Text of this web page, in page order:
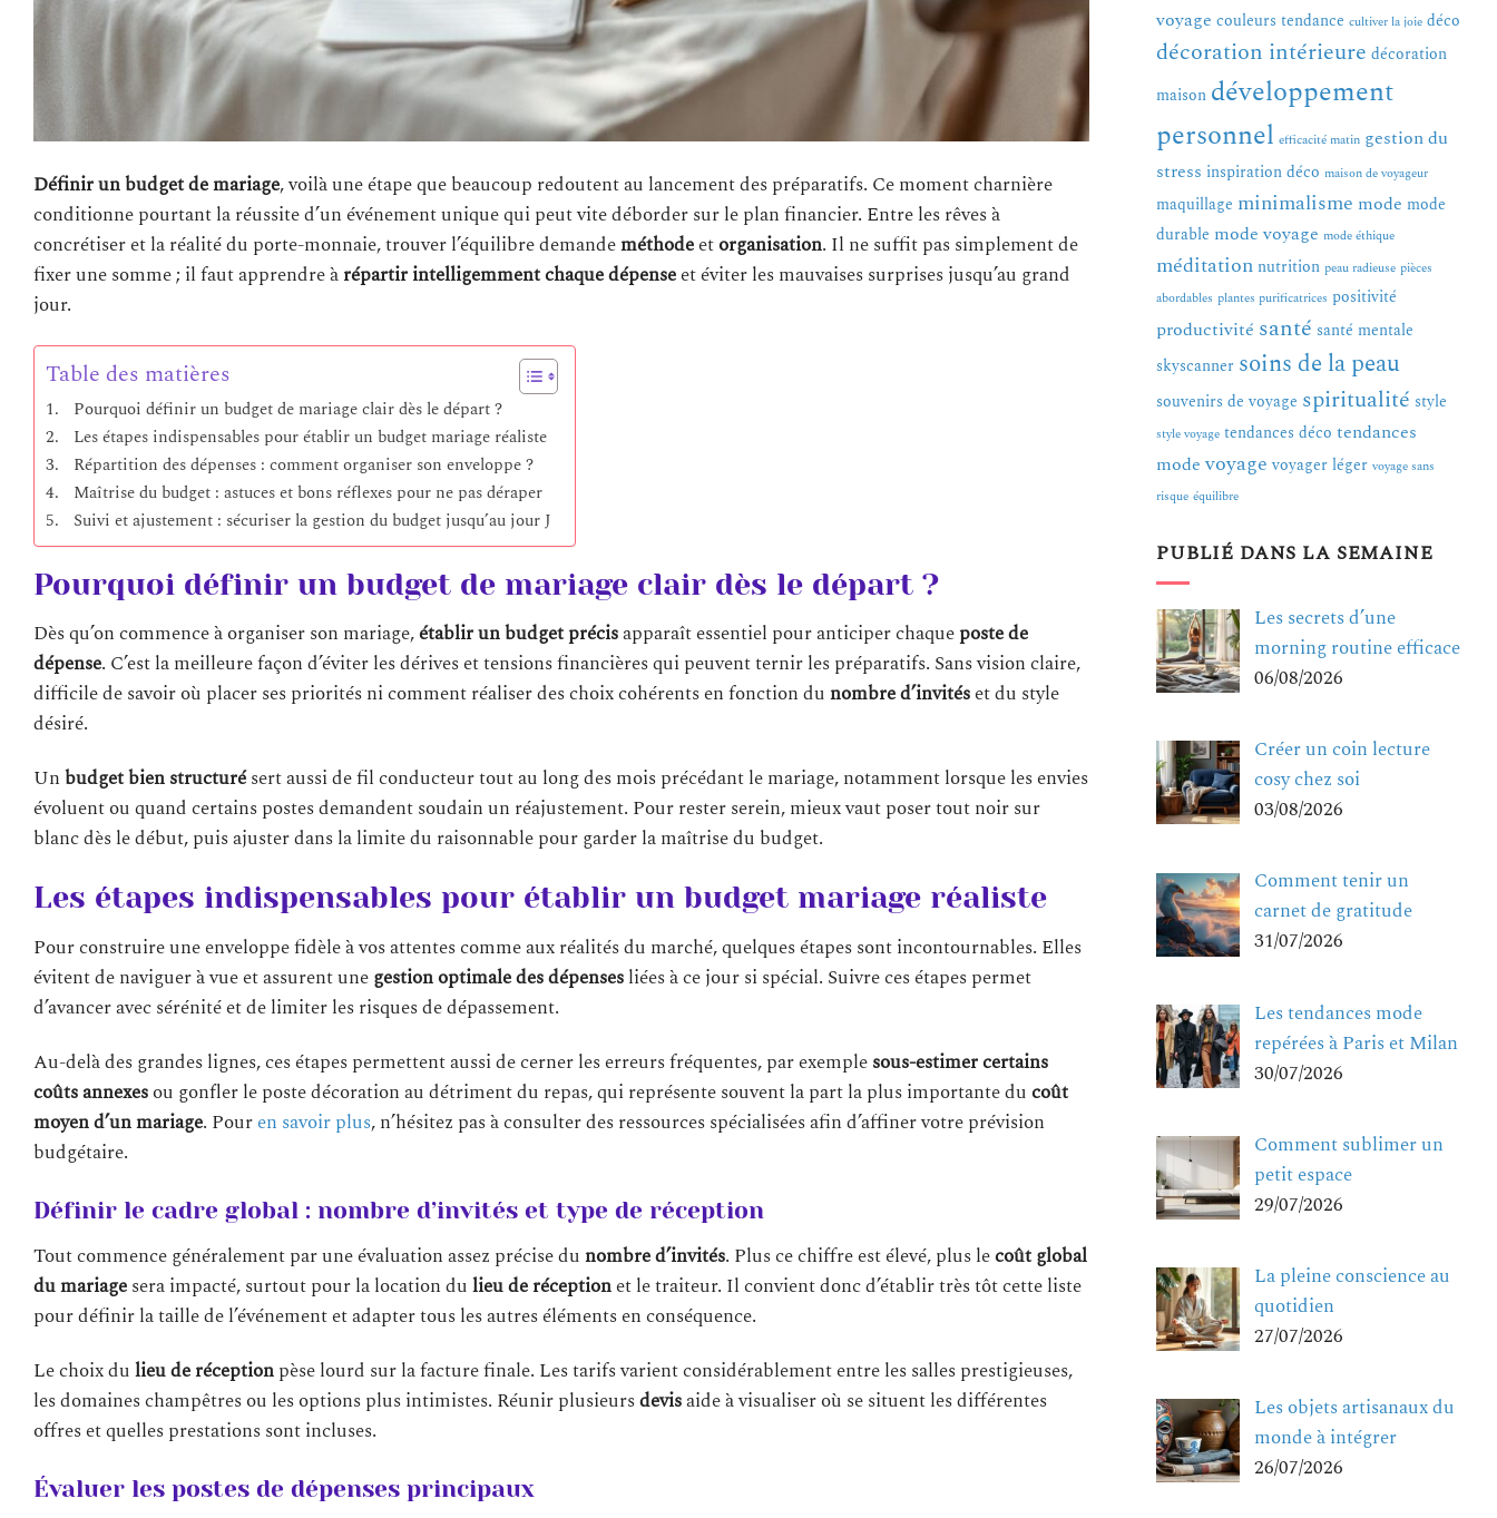
Définir un budget de mariage, voilà une étape que beaucoup redoutent au lancement des préparatifs. Ce moment charnière
conditionne pourtant la réussite d’un événement unique qui peut vite déborder sur le plan financier. Entre les rêves à
concrétiser et la réalité du porte-monnaie, trouver l’équilibre demandeméthodeetorganisation. Il ne suffit pas simplement de
fixer une somme ; il faut apprendre àrépartir intelligemment chaque dépenseet éviter les mauvaises surprises jusqu’au grand
jour.
Table des matières
Pourquoi définir un budget de mariage clair dès le départ ?
Les étapes indispensables pour établir un budget mariage réaliste
Répartition des dépenses : comment organiser son enveloppe ?
Maîtrise du budget : astuces et bons réflexes pour ne pas déraper
Suivi et ajustement : sécuriser la gestion du budget jusqu’au jour J
Pourquoi définir un budget de mariage clair dès le départ ?
Dès qu’on commence à organiser son mariage,établir un budget précisapparaît essentiel pour anticiper chaqueposte de
dépense. C’est la meilleure façon d’éviter les dérives et tensions financières qui peuvent ternir les préparatifs. Sans vision claire,
difficile de savoir où placer ses priorités ni comment réaliser des choix cohérents en fonction dunombre d’invitéset du style
désiré.
Unbudget bien structurésert aussi de fil conducteur tout au long des mois précédant le mariage, notamment lorsque les envies
évoluent ou quand certains postes demandent soudain un réajustement. Pour rester serein, mieux vaut poser tout noir sur
blanc dès le début, puis ajuster dans la limite du raisonnable pour garder la maîtrise du budget.
Les étapes indispensables pour établir un budget mariage réaliste
Pour construire une enveloppe fidèle à vos attentes comme aux réalités du marché, quelques étapes sont incontournables. Elles
évitent de naviguer à vue et assurent unegestion optimale des dépensesliées à ce jour si spécial. Suivre ces étapes permet
d’avancer avec sérénité et de limiter les risques de dépassement.
Au-delà des grandes lignes, ces étapes permettent aussi de cerner les erreurs fréquentes, par exemplesous-estimer certains
coûts annexesou gonfler le poste décoration au détriment du repas, qui représente souvent la part la plus importante ducoût
moyen d’un mariage. Pouren savoir plus, n’hésitez pas à consulter des ressources spécialisées afin d’affiner votre prévision
budgétaire.
Définir le cadre global : nombre d’invités et type de réception
Tout commence généralement par une évaluation assez précise dunombre d’invités. Plus ce chiffre est élevé, plus lecoût global
du mariagesera impacté, surtout pour la location dulieu de réceptionet le traiteur. Il convient donc d’établir très tôt cette liste
pour définir la taille de l’événement et adapter tous les autres éléments en conséquence.
Le choix dulieu de réceptionpèse lourd sur la facture finale. Les tarifs varient considérablement entre les salles prestigieuses,
les domaines champêtres ou les options plus intimistes. Réunir plusieursdevisaide à visualiser où se situent les différentes
offres et quelles prestations sont incluses.
Évaluer les postes de dépenses principaux
voyage couleurs tendance cultiver la joie déco
décoration intérieure décoration
maison développement
personnel efficacité matin gestion du
stress inspiration déco maison de voyageur
maquillage minimalisme mode mode
durable mode voyage mode éthique
méditationnutrition peau radieuse pièces
abordables plantes purificatrices positivité
productivité santé santé mentale
skyscanner soins de la peau
souvenirs de voyage spiritualité style
style voyage tendances déco tendances
mode voyage voyager léger voyage sans
risque équilibre
PUBLIÉ DANS LA SEMAINE
Les secrets d’une
morning routine efficace
06/08/2026
Créer un coin lecture
cosy chez soi
03/08/2026
Comment tenir un
carnet de gratitude
31/07/2026
Les tendances mode
repérées à Paris et Milan
30/07/2026
Comment sublimer un
petit espace
29/07/2026
La pleine conscience au
quotidien
27/07/2026
Les objets artisanaux du
monde à intégrer
26/07/2026